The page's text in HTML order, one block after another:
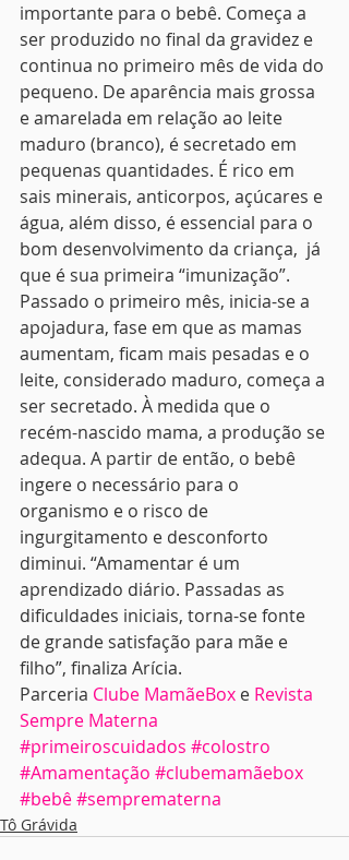
importante para o bebê. Começa a
ser produzido no final da gravidez e
continua no primeiro mês de vida do
pequeno. De aparência mais grossa
e amarelada em relação ao leite
maduro (branco), é secretado em
pequenas quantidades. É rico em
sais minerais, anticorpos, açúcares e
água, além disso, é essencial para o
bom desenvolvimento da criança,  já
que é sua primeira “imunização”.
Passado o primeiro mês, inicia-se a
apojadura, fase em que as mamas
aumentam, ficam mais pesadas e o
leite, considerado maduro, começa a
ser secretado. À medida que o
recém-nascido mama, a produção se
adequa. A partir de então, o bebê
ingere o necessário para o
organismo e o risco de
ingurgitamento e desconforto
diminui. “Amamentar é um
aprendizado diário. Passadas as
dificuldades iniciais, torna-se fonte
de grande satisfação para mãe e
filho”, finaliza Arícia.
Parceria Clube MamãeBox e Revista
Sempre Materna
#primeiroscuidados #colostro
#Amamentação #clubemamãebox
#bebê#semprematerna
Tô Grávida